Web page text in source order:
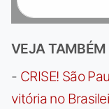
VEJA TAMBÉM
- CRISE! São
vitória no